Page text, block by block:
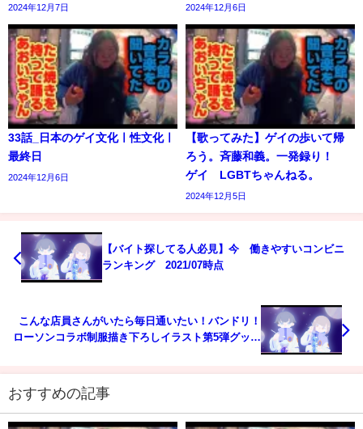
2024年12月7日 2024年12月6日
33話_日本のゲイ文化ㅣ性文化ㅣ
最終日
2024年12月6日
【歌ってみた】ゲイの歩いて帰
ろう。斉藤和義。一発録り！
ゲイ LGBTちゃんねる。
2024年12月5日
【バイト探してる人必見】今 働きやすいコンビニ
ランキング 2021/07時点
こんな店員さんがいたら毎日通いたい！バンドリ！
ローソンコラボ制服描き下ろしイラスト第5弾グッズ
おすすめの記事